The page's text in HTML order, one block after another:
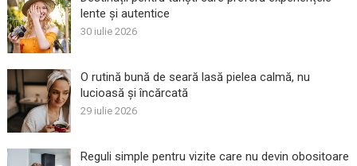
lente și autentice
30 iulie 2026
O rutină bună de seară lasă pielea calmă, nu
lucioasă și încărcată
29 iulie 2026
Reguli simple pentru vizite care nu devin obositoare